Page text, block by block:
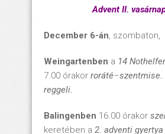
Advent II.
December 6-án, szombaton,
Weingartenben a 14
7.00 órakor roráté–szentmise.
reggeli.
Balingenben 16.00 órakor
keretében a 2. adventi